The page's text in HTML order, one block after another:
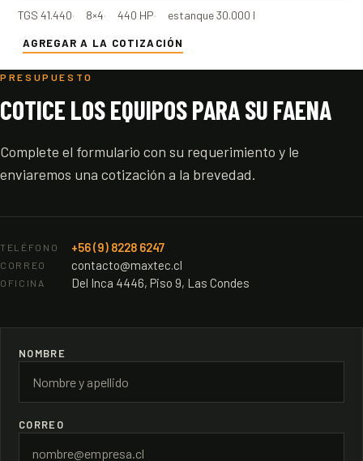
TGS 41.440 8×4 440 HP estanque 30.000 l
AGREGAR A LA COTIZACIÓN
PRESUPUESTO
COTICE LOS EQUIPOS PARA SU FAENA
Complete el formulario con su requerimiento y le
enviaremos una cotización a la brevedad.
TELÉFONO +56 (9) 8228 6247
CORREO contacto@maxtec.cl
OFICINA Del Inca 4446, Piso 9, Las Condes
NOMBRE
CORREO